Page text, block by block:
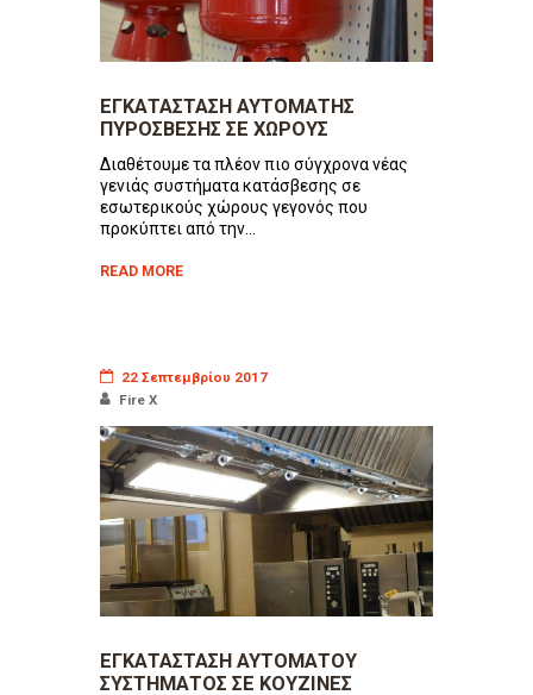
ΕΓΚΑΤΑΣΤΑΣΗ ΑΥΤΟΜΑΤΗΣ
ΠΥΡΟΣΒΕΣΗΣ ΣΕ ΧΩΡΟΥΣ
Διαθέτουμε τα πλέον πιο σύγχρονα νέας
γενιάς συστήματα κατάσβεσης σε
εσωτερικούς χώρους γεγονός που
προκύπτει από την...
READ MORE
22 Σεπτεμβρίου 2017
Fire X
ΕΓΚΑΤΑΣΤΑΣΗ ΑΥΤΟΜΑΤΟΥ
ΣΥΣΤΗΜΑΤΟΣ ΣΕ ΚΟΥΖΙΝΕΣ